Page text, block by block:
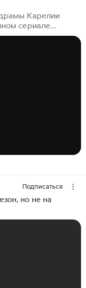
драмы Карелии
сериале
НТВ. Вечером 15
Подписаться
но не на